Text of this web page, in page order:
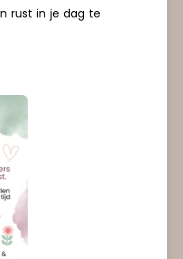
rust in je dag te